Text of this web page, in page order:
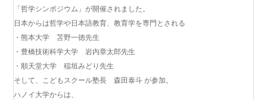
「哲学シンポジウム」が開催されました。
日本からは哲学や日本語教育、教育学を専門とされる
・熊本大学 苫野一徳先生
・豊橋技術科学大学 岩内章太郎先生
・順天堂大学 稲垣みどり先生
そして、こどもスクール塾長 森田泰斗 が参加。
ハノイ大学からは、